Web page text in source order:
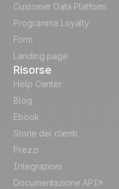
German
Español
Customer Data Platform
Programma Loyalty
Form
Landing page
Risorse
Help Center
Blog
Ebook
Storie dei clienti
Prezzi
Integrazioni
Documentazione API